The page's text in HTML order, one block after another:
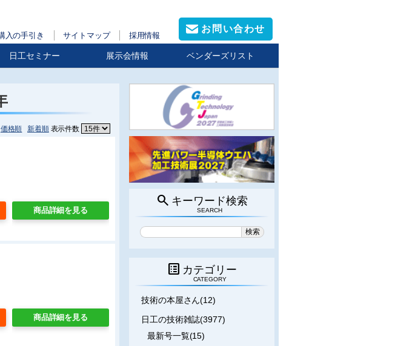
入の手引き サイトマップ 採用情報
お問い合わせ
日工セミナー 展示会情報 ベンダーズリスト
価格順 新着順表示件数
商品詳細を見る
商品詳細を見る
search キーワード検索
SEARCH
list_alt カテゴリー
CATEGORY
技術の本屋さん(12)
日工の技術雑誌(3977)
最新号一覧(15)